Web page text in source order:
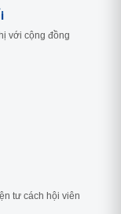
với cộng đồng
tư cách hội viên